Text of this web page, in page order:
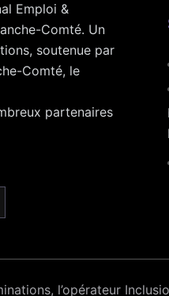
Emploi &
Comté. Un
soutenue par
Comté, le
partenaires
l’opérateur